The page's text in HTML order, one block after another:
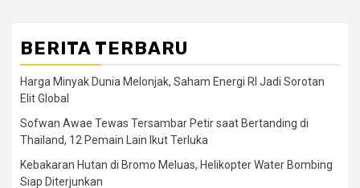
BERITA TERBARU
Harga Minyak Dunia Melonjak, Saham Energi RI Jadi Sorotan
Elit Global
Sofwan Awae Tewas Tersambar Petir saat Bertanding di
Thailand, 12 Pemain Lain Ikut Terluka
Kebakaran Hutan di Bromo Meluas, Helikopter Water Bombing
Siap Diterjunkan